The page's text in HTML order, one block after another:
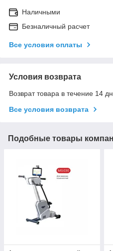
Наличными
Безналичный расчет
Все условия оплаты
Условия возврата
Возврат товара в течение 14
Все условия возврата
Подобные товары